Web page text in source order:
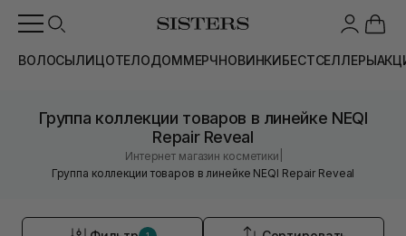
ВОЛОСЫЛИЦОТЕЛОДОММЕРЧНОВИНКИБЕСТСЕЛЛЕРЫ
Группа коллекции товаров в линейке NEQI
Repair Reveal
Интернет магазин косметики
Группа коллекции товаров в линейке NEQI Repair Reveal